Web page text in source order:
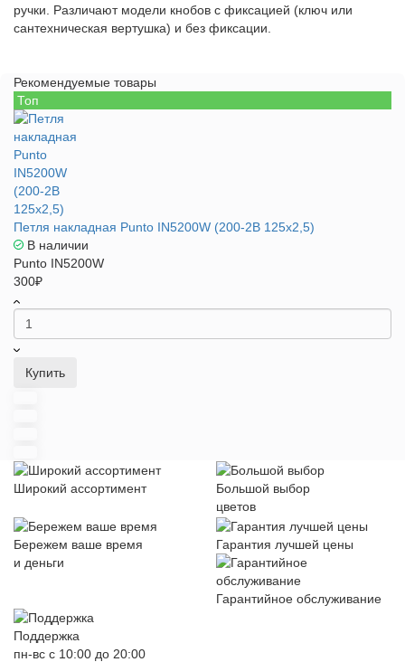
ручки. Различают модели кнобов с фиксацией (ключ или
сантехническая вертушка) и без фиксации.
Рекомендуемые товары
Топ
Петля накладная Punto IN5200W (200-2B 125x2,5)
В наличии
Punto IN5200W
300₽
Купить
Широкий ассортимент
Большой выбор
цветов
Бережем ваше время
и деньги
Гарантия лучшей цены
Гарантийное обслуживание
Поддержка
пн-вс с 10:00 до 20:00